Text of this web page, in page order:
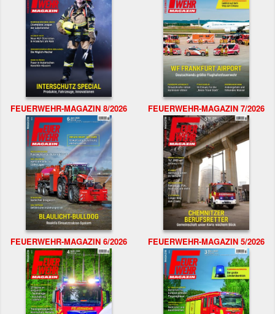
FEUERWEHR-MAGAZIN 8/2026 FEUERWEHR-MAGAZIN 7/2026
FEUERWEHR-MAGAZIN 6/2026 FEUERWEHR-MAGAZIN 5/2026